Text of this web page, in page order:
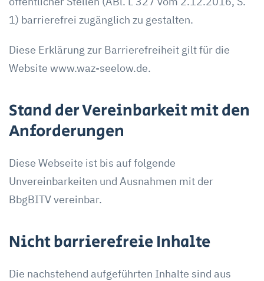
1) barrierefrei zugänglich zu gestalten.
Diese Erklärung zur Barrierefreiheit gilt für die
Website www.waz-seelow.de.
Stand der Vereinbarkeit mit den
Anforderungen
Diese Webseite ist bis auf folgende
Unvereinbarkeiten und Ausnahmen mit der
BbgBITV vereinbar.
Nicht barrierefreie Inhalte
Die nachstehend aufgeführten Inhalte sind aus